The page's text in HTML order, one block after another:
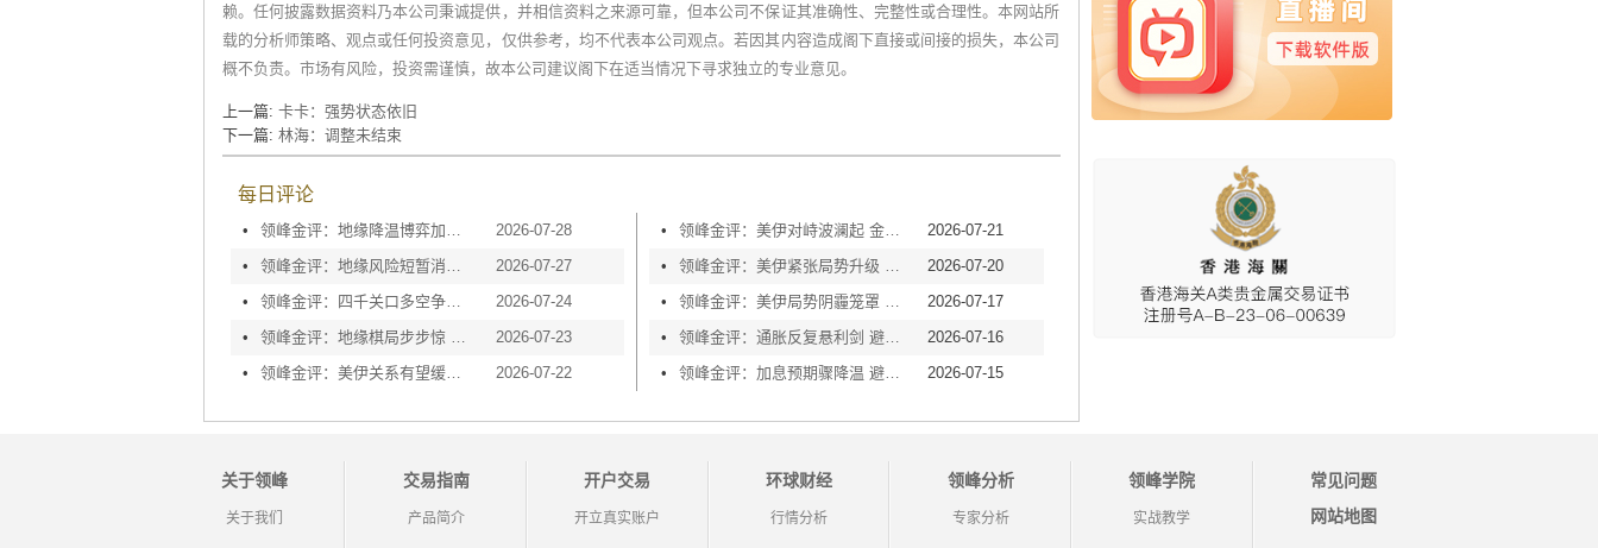
赖。任何披露数据资料乃本公司秉诚提供，并相信资料之来源可靠，但本公司不保证其准确性、完整性或合理性。本网站所
载的分析师策略、观点或任何投资意见，仅供参考，均不代表本公司观点。若因其内容造成阁下直接或间接的损失，本公司
概不负责。市场有风险，投资需谨慎，故本公司建议阁下在适当情况下寻求独立的专业意见。
上一篇: 卡卡：强势状态依旧
下一篇: 林海：调整未结束
每日评论
•
2026-07-28
•
2026-07-27
•
领峰金评：四千关口多空争夺 加息阴云笼罩金市
2026-07-24
•
2026-07-23
•
领峰金评：美伊关系有望缓和 黄金趁势迅速反弹 2026-07-22
•
2026-07-21
•
2026-07-20
•
2026-07-17
•
2026-07-16
•
2026-07-15
关于领峰
关于我们
交易指南
产品简介
开户交易
开立真实账户
环球财经
行情分析
领峰分析
专家分析
领峰学院
实战教学
常见问题
网站地图